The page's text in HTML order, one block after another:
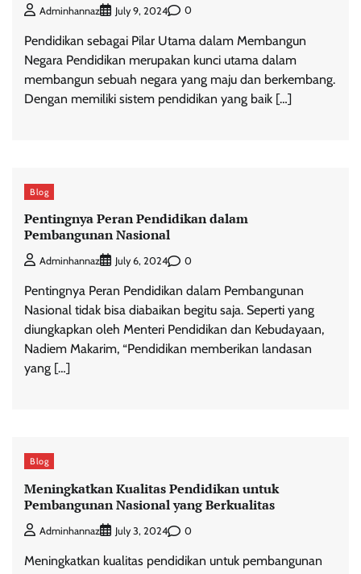
Adminhannaz July 9, 2024 0
Pendidikan sebagai Pilar Utama dalam Membangun
Negara Pendidikan merupakan kunci utama dalam
membangun sebuah negara yang maju dan berkembang.
Dengan memiliki sistem pendidikan yang baik […]
Blog
Pentingnya Peran Pendidikan dalam
Pembangunan Nasional
Adminhannaz July 6, 2024 0
Pentingnya Peran Pendidikan dalam Pembangunan
Nasional tidak bisa diabaikan begitu saja. Seperti yang
diungkapkan oleh Menteri Pendidikan dan Kebudayaan,
Nadiem Makarim, “Pendidikan memberikan landasan
yang […]
Blog
Meningkatkan Kualitas Pendidikan untuk
Pembangunan Nasional yang Berkualitas
Adminhannaz July 3, 2024 0
Meningkatkan kualitas pendidikan untuk pembangunan